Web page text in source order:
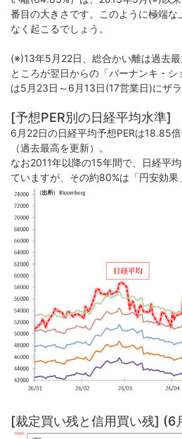
番目の大きさです。このように極端な
なく起こるでしょう。
(※)13年5月22日、総合かい離は過去最
ところが翌日からの「バーナンキ・
は5月23日～6月13日(17営業日)にザラ
[予想PER別の日経平均水準]
6月22日の日経平均予想PERは18.85
（過去最高を更新）。
なお2011年以降の15年間で、日経平
ていますが、その約80%は「円安効果
[裁定買い残と信用買い残] (6